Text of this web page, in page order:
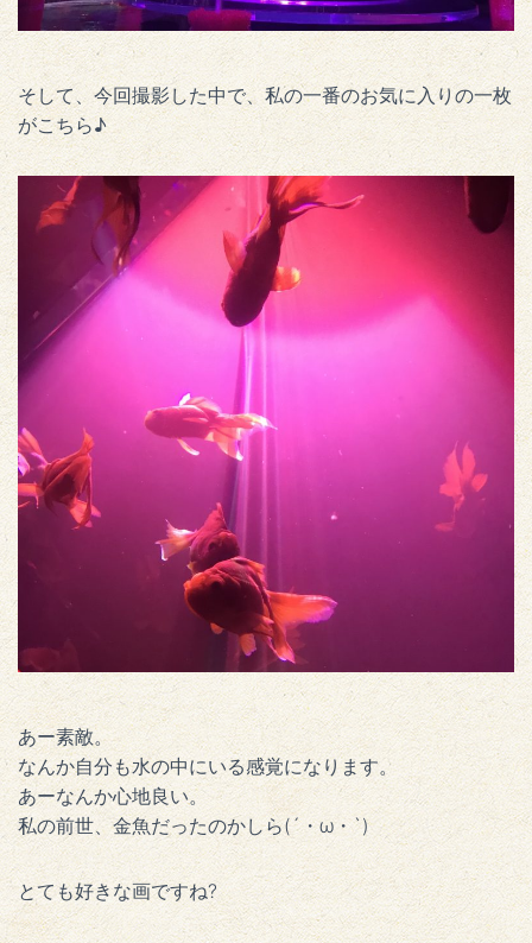
そして、今回撮影した中で、私の一番のお気に入りの一枚
がこちら♪
あー素敵。
なんか自分も水の中にいる感覚になります。
あーなんか心地良い。
私の前世、金魚だったのかしら(´・ω・`)
とても好きな画ですね?